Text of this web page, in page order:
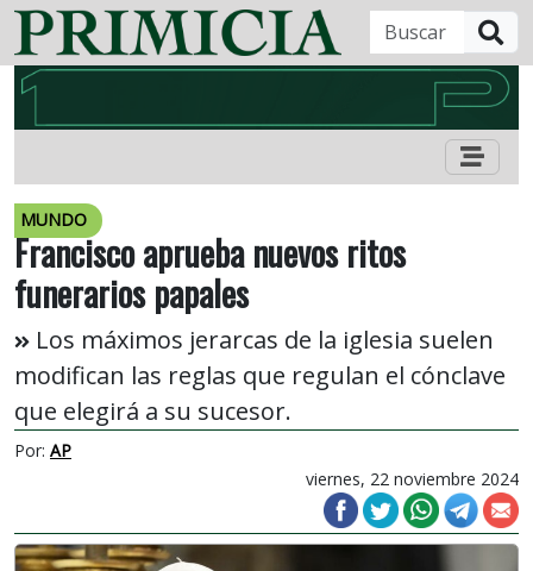
MUNDO
Francisco aprueba nuevos ritos
funerarios papales
Los máximos jerarcas de la iglesia suelen
modifican las reglas que regulan el cónclave
que elegirá a su sucesor.
Por: AP
viernes, 22 noviembre 2024